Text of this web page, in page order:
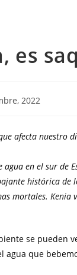
es
2022
afecta nuestro
en el sur de
histórica de
mortales. Kenia
se pueden
que